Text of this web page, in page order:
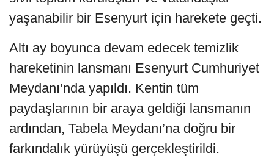
yaşanabilir bir Esenyurt için harekete geçti.
Altı ay boyunca devam edecek temizlik
hareketinin lansmanı Esenyurt Cumhuriyet
Meydanı’nda yapıldı. Kentin tüm
paydaşlarının bir araya geldiği lansmanın
ardından, Tabela Meydanı’na doğru bir
farkındalık yürüyüşü gerçekleştirildi.